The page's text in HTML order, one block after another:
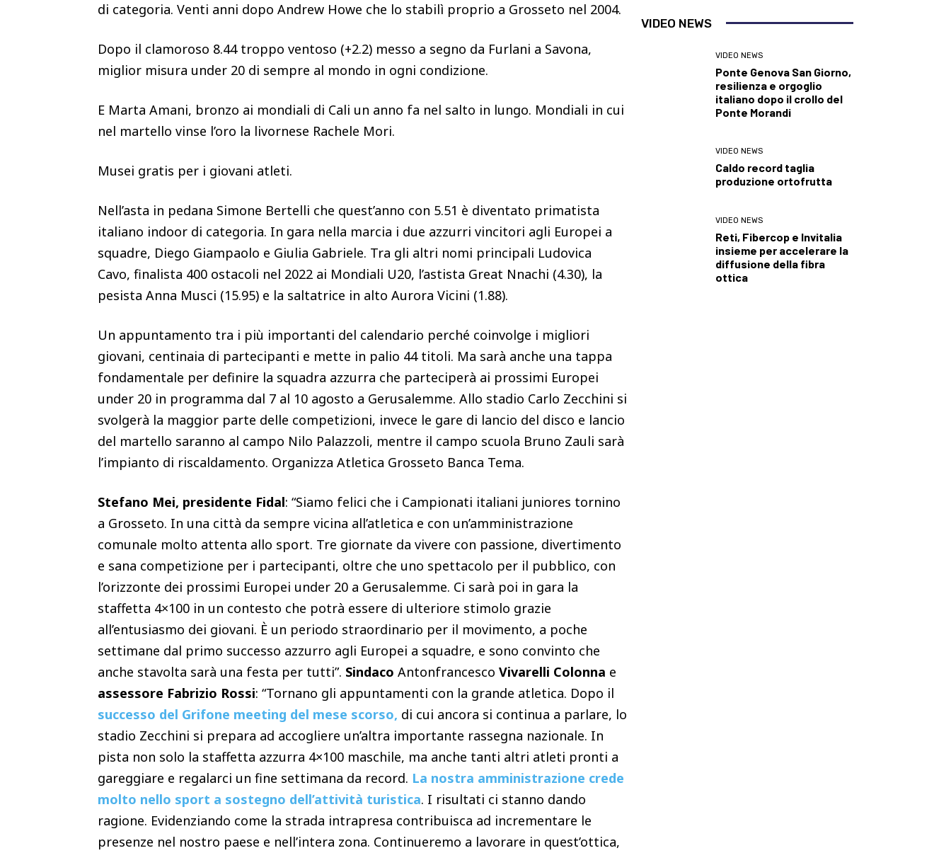
di categoria. Venti anni dopo Andrew Howe che lo stabilì proprio a Grosseto nel 2004.
Dopo il clamoroso 8.44 troppo ventoso (+2.2) messo a segno da Furlani a Savona,
miglior misura under 20 di sempre al mondo in ogni condizione.
E Marta Amani, bronzo ai mondiali di Cali un anno fa nel salto in lungo. Mondiali in cui
nel martello vinse l’oro la livornese Rachele Mori.
Musei gratis per i giovani atleti.
Nell’asta in pedana Simone Bertelli che quest’anno con 5.51 è diventato primatista
italiano indoor di categoria. In gara nella marcia i due azzurri vincitori agli Europei a
squadre, Diego Giampaolo e Giulia Gabriele. Tra gli altri nomi principali Ludovica
Cavo, finalista 400 ostacoli nel 2022 ai Mondiali U20, l’astista Great Nnachi (4.30), la
pesista Anna Musci (15.95) e la saltatrice in alto Aurora Vicini (1.88).
Un appuntamento tra i più importanti del calendario perché coinvolge i migliori
giovani, centinaia di partecipanti e mette in palio 44 titoli. Ma sarà anche una tappa
fondamentale per definire la squadra azzurra che parteciperà ai prossimi Europei
under 20 in programma dal 7 al 10 agosto a Gerusalemme. Allo stadio Carlo Zecchini si
svolgerà la maggior parte delle competizioni, invece le gare di lancio del disco e lancio
del martello saranno al campo Nilo Palazzoli, mentre il campo scuola Bruno Zauli sarà
l’impianto di riscaldamento. Organizza Atletica Grosseto Banca Tema.
Stefano Mei, presidente Fidal: “Siamo felici che i Campionati italiani juniores tornino
a Grosseto. In una città da sempre vicina all’atletica e con un’amministrazione
comunale molto attenta allo sport. Tre giornate da vivere con passione, divertimento
e sana competizione per i partecipanti, oltre che uno spettacolo per il pubblico, con
l’orizzonte dei prossimi Europei under 20 a Gerusalemme. Ci sarà poi in gara la
staffetta 4×100 in un contesto che potrà essere di ulteriore stimolo grazie
all’entusiasmo dei giovani. È un periodo straordinario per il movimento, a poche
settimane dal primo successo azzurro agli Europei a squadre, e sono convinto che
anche stavolta sarà una festa per tutti”. Sindaco Antonfrancesco Vivarelli Colonna e
assessore Fabrizio Rossi: “Tornano gli appuntamenti con la grande atletica. Dopo il
successo del Grifone meeting del mese scorso, di cui ancora si continua a parlare, lo
stadio Zecchini si prepara ad accogliere un’altra importante rassegna nazionale. In
pista non solo la staffetta azzurra 4×100 maschile, ma anche tanti altri atleti pronti a
gareggiare e regalarci un fine settimana da record. La nostra amministrazione crede
molto nello sport a sostegno dell’attività turistica. I risultati ci stanno dando
ragione. Evidenziando come la strada intrapresa contribuisca ad incrementare le
presenze nel nostro paese e nell’intera zona. Continueremo a lavorare in quest’ottica,
VIDEO NEWS
VIDEO NEWS
Ponte Genova San Giorno,
resilienza e orgoglio
italiano dopo il crollo del
Ponte Morandi
VIDEO NEWS
Caldo record taglia
produzione ortofrutta
VIDEO NEWS
Reti, Fibercop e Invitalia
insieme per accelerare la
diffusione della fibra
ottica